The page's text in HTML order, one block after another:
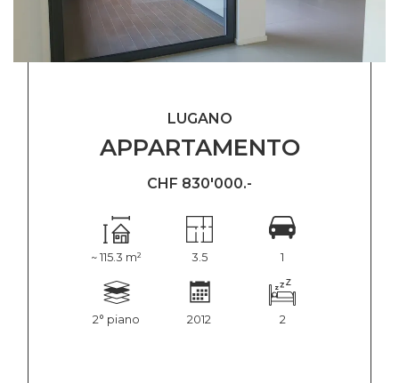
APPARTAMENTO
LUGANO
CHF 830'000.-
~ 115.3 m² 3.5 1
2° piano 2012 2